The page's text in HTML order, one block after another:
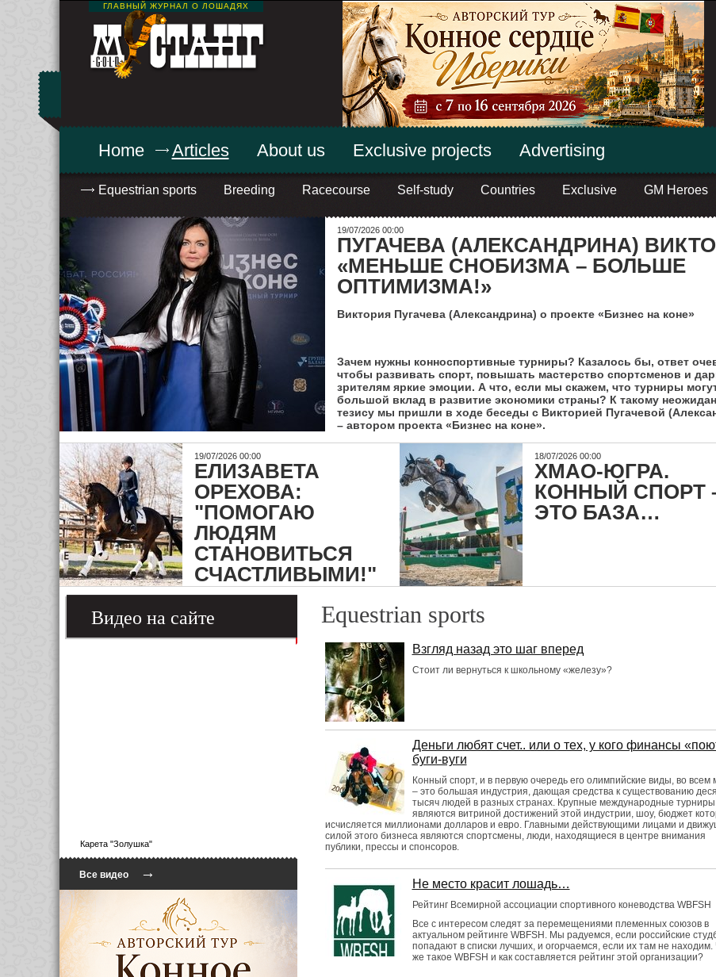
ГЛАВНЫЙ ЖУРНАЛ О ЛОШАДЯХ
Home Articles
Equestrian sports Breeding Racecourse Self-study Countries Exclusive GM Heroes
About us Exclusive projects Advertising
19/07/2026 00:00
ПУГАЧЕВА (АЛЕКСАНДРИНА)
«МЕНЬШЕ СНОБИЗМА – БОЛЬШЕ
ОПТИМИЗМА!»
Виктория Пугачева (Александрина) о проекте «Бизнес на коне»
Зачем нужны конноспортивные турниры? Казалось бы, ответ
чтобы развивать спорт, повышать мастерство спортсменов и
зрителям яркие эмоции. А что, если мы скажем, что турниры
большой вклад в развитие экономики страны? К такому
тезису мы пришли в ходе беседы с Викторией Пугачевой
– автором проекта «Бизнес на коне».
19/07/2026 00:00
ЕЛИЗАВЕТА
ОРЕХОВА:
"ПОМОГАЮ
ЛЮДЯМ
СТАНОВИТЬСЯ
СЧАСТЛИВЫМИ!"
18/07/2026 00:00
ХМАО-ЮГРА.
КОННЫЙ СПОРТ
ЭТО БАЗА…
Видео на сайте
Карета "Золушка"
Все видео→
Equestrian sports
Взгляд назад это шаг вперед
Стоит ли вернуться к школьному «железу»?
Деньги любят счет.. или о тех, у кого финансы
буги-вуги
Конный спорт, и в первую очередь его олимпийские виды, во всем
– это большая индустрия, дающая средства к существованию
тысяч людей в разных странах. Крупные международные турниры
являются витриной достижений этой индустрии, шоу, бюджет
исчисляется миллионами долларов и евро. Главными действующими лицами и
силой этого бизнеса являются спортсмены, люди, находящиеся в центре внимания
публики, прессы и спонсоров.
Не место красит лошадь…
Рейтинг Всемирной ассоциации спортивного коневодства WBFSH
Все с интересом следят за перемещениями племенных союзов в
актуальном рейтинге WBFSH. Мы радуемся, если российские
попадают в списки лучших, и огорчаемся, если их там не находим.
же такое WBFSH и как составляется рейтинг этой организации?